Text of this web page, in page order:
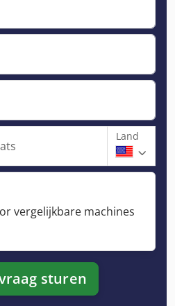
Land
vergelijkbare machines
sturen